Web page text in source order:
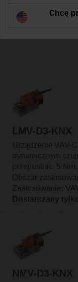
Znaleziono
LMV-D3-KNX
Urządzenie VAV-
dynamicznym
przepustnic, 5
Obszar
Zastosowanie:
Dostarczany
NMV-D3-KNX
Chcę